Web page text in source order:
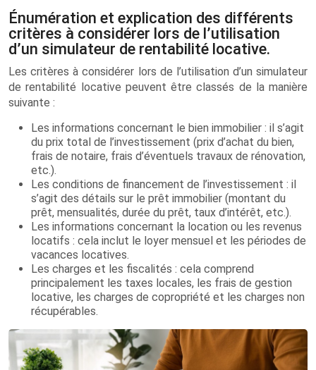
Énumération et explication des différents
critères à considérer lors de l’utilisation
d’un simulateur de rentabilité locative.
Les critères à considérer lors de l’utilisation d’un simulateur
de rentabilité locative peuvent être classés de la manière
suivante :
Les informations concernant le bien immobilier : il s’agit
du prix total de l’investissement (prix d’achat du bien,
frais de notaire, frais d’éventuels travaux de rénovation,
etc.).
Les conditions de financement de l’investissement : il
s’agit des détails sur le prêt immobilier (montant du
prêt, mensualités, durée du prêt, taux d’intérêt, etc.).
Les informations concernant la location ou les revenus
locatifs : cela inclut le loyer mensuel et les périodes de
vacances locatives.
Les charges et les fiscalités : cela comprend
principalement les taxes locales, les frais de gestion
locative, les charges de copropriété et les charges non
récupérables.